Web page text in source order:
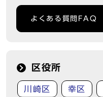
よくある質問FAQ
区役所
川崎区 幸区